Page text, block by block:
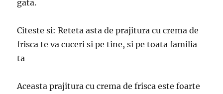
gata.
Citeste si: Reteta asta de prajitura cu crema de
frisca te va cuceri si pe tine, si pe toata familia
ta
Aceasta prajitura cu crema de frisca este foarte